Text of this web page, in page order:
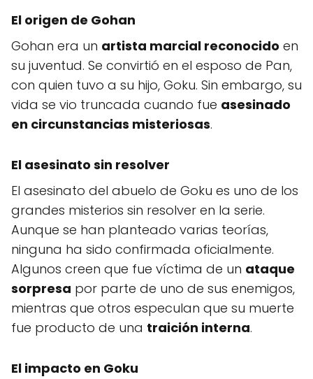
El origen de Gohan
Gohan era un artista marcial reconocido en
su juventud. Se convirtió en el esposo de Pan,
con quien tuvo a su hijo, Goku. Sin embargo, su
vida se vio truncada cuando fue asesinado
en circunstancias misteriosas.
El asesinato sin resolver
El asesinato del abuelo de Goku es uno de los
grandes misterios sin resolver en la serie.
Aunque se han planteado varias teorías,
ninguna ha sido confirmada oficialmente.
Algunos creen que fue víctima de un ataque
sorpresa por parte de uno de sus enemigos,
mientras que otros especulan que su muerte
fue producto de una traición interna.
El impacto en Goku